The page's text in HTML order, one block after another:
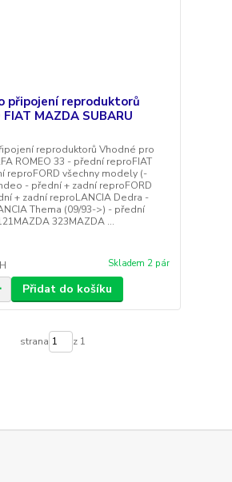
připojení reproduktorů
FIAT MAZDA SUBARU
reproduktorů Vhodné pro
ROMEO 33 - přední reproFIAT
reproFORD všechny modely (-
- přední + zadní reproFORD
+ zadní reproLANCIA Dedra -
Thema (09/93->) - přední
323MAZDA ...
Skladem 2 pár
Přidat do košíku
strana z 1